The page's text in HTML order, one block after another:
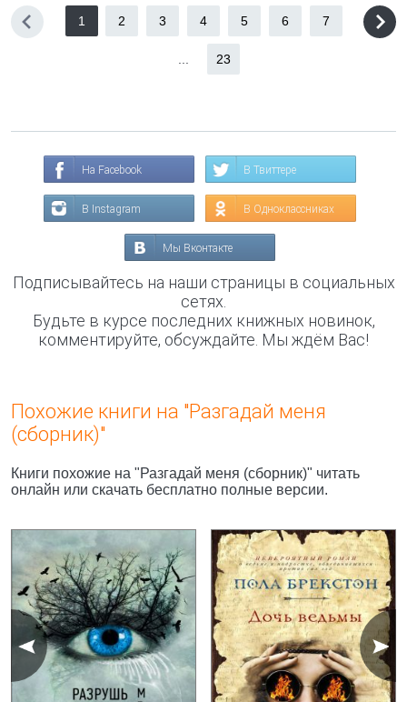
1 2 3 4 5 6 7
23
На Facebook В Твиттере
В Instagram В Одноклассниках
Мы Вконтакте
Подписывайтесь на наши страницы в социальных
сетях.
Будьте в курсе последних книжных новинок,
комментируйте, обсуждайте. Мы ждём Вас!
Похожие книги на "Разгадай меня
(сборник)"
Книги похожие на "Разгадай меня (сборник)" читать
онлайн или скачать бесплатно полные версии.